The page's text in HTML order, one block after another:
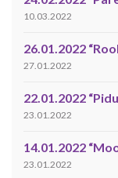
10.03.2022
26.01.2022
27.01.2022
22.01.2022
23.01.2022
14.01.2022
23.01.2022